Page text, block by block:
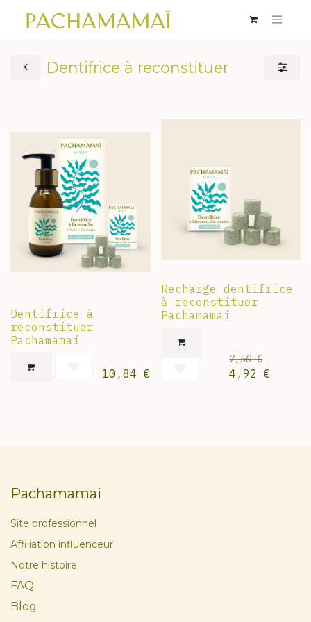
Dentifrice à reconstituer
Dentifrice à
reconstituer
Pachamamai
10,84 €
Recharge dentifrice
à reconstituer
Pachamamai
7,50€
4,92 €
Pachamamai
Site professionnel
Affiliation influenceur
Notre histoire
FAQ
Blog